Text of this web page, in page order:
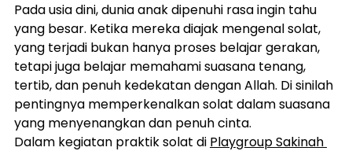
Pada usia dini, dunia anak dipenuhi rasa ingin tahu
yang besar. Ketika mereka diajak mengenal solat,
yang terjadi bukan hanya proses belajar gerakan,
tetapi juga belajar memahami suasana tenang,
tertib, dan penuh kedekatan dengan Allah. Di sinilah
pentingnya memperkenalkan solat dalam suasana
yang menyenangkan dan penuh cinta.
Dalam kegiatan praktik solat di Playgroup Sakinah